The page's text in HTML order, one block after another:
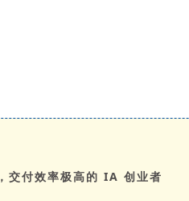
，交付效率极高的 IA 创业者